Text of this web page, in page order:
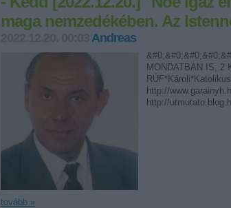
maga nemzedékében. Az
Andreas
MONDATBAN IS; 2
http://
http://
tovább »